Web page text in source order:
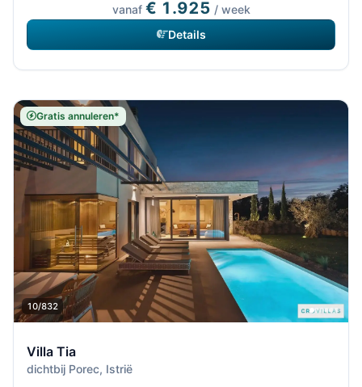
vanaf € 1.925 / week
Details
Gratis annuleren*
10/832
Villa Tia
dichtbij Porec, Istrië